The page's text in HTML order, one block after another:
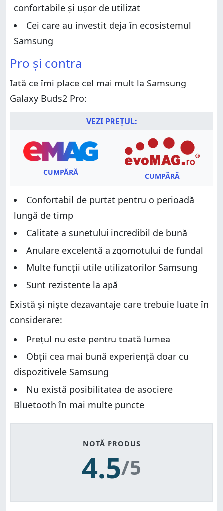
Pro?
confortabile și ușor de utilizat
Cei care au investit deja în ecosistemul
Samsung
Pro și contra
Iată ce îmi place cel mai mult la Samsung
Galaxy Buds2 Pro:
VEZI PREȚUL:
CUMPĂRĂ CUMPĂRĂ
Confortabil de purtat pentru o perioadă
lungă de timp
Calitate a sunetului incredibil de bună
Anulare excelentă a zgomotului de fundal
Multe funcții utile utilizatorilor Samsung
Sunt rezistente la apă
Există și niște dezavantaje care trebuie luate în
considerare:
Prețul nu este pentru toată lumea
Obții cea mai bună experiență doar cu
dispozitivele Samsung
Nu există posibilitatea de asociere
Bluetooth în mai multe puncte
NOTĂ PRODUS
4.5/5